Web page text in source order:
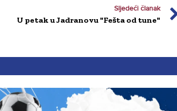
Sljedeći članak
U petak u Jadranovu "Fešta od tune"